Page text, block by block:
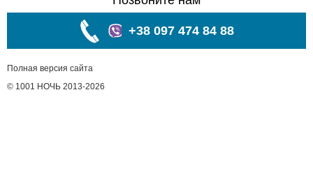
+38 097 474 84 88
Полная версия сайта
© 1001 НОЧЬ 2013-2026